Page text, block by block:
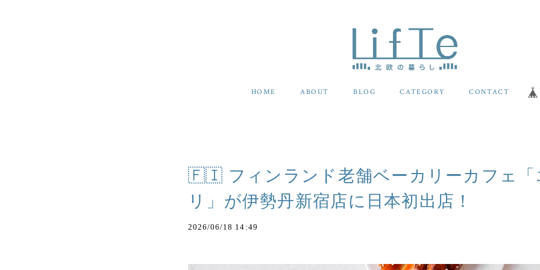
HOME ABOUT BLOG CATEGORY CONTACT
🇫🇮 フィンランド老舗ベーカリーカフェ「
リ」が伊勢丹新宿店に日本初出店！
2026/06/18 14:49